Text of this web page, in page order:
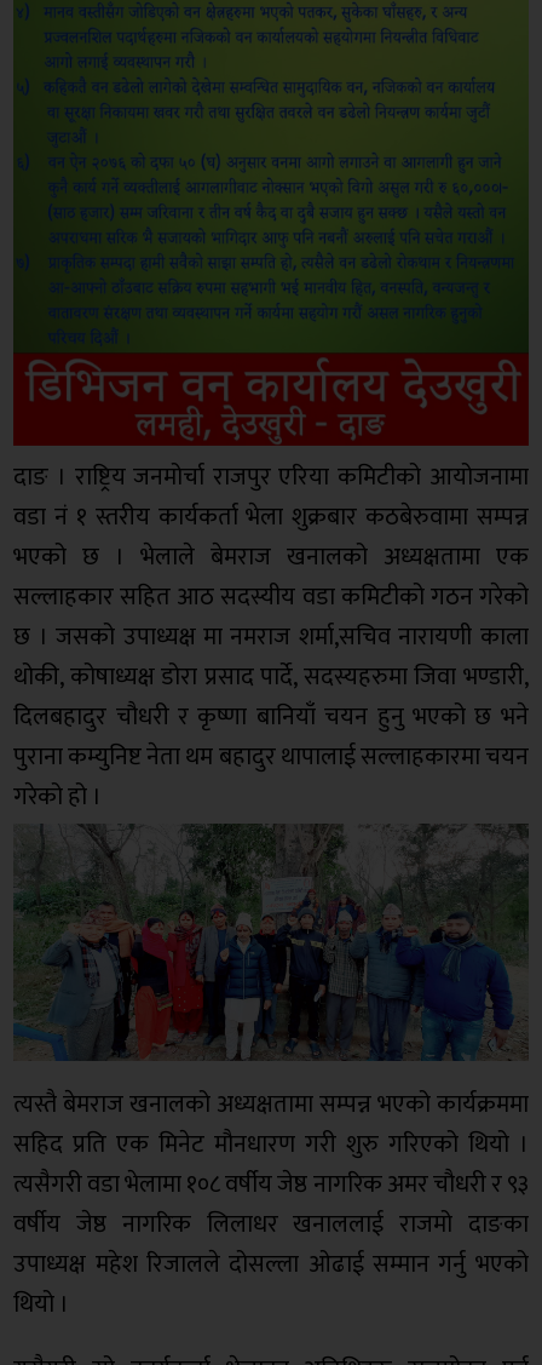
दाङ । राष्ट्रिय जनमोर्चा राजपुर एरिया कमिटीको आयोजनामा
वडा नं १ स्तरीय कार्यकर्ता भेला शुक्रबार कठबेरुवामा सम्पन्न
भएको छ । भेलाले बेमराज खनालको अध्यक्षतामा एक
सल्लाहकार सहित आठ सदस्यीय वडा कमिटीको गठन गरेको
छ । जसको उपाध्यक्ष मा नमराज शर्मा,सचिव नारायणी काला
थोकी, कोषाध्यक्ष डोरा प्रसाद पार्दे, सदस्यहरुमा जिवा भण्डारी,
दिलबहादुर चौधरी र कृष्णा बानियाँ चयन हुनु भएको छ भने
पुराना कम्युनिष्ट नेता थम बहादुर थापालाई सल्लाहकारमा चयन
गरेको हो ।
त्यस्तै बेमराज खनालको अध्यक्षतामा सम्पन्न भएको कार्यक्रममा
सहिद प्रति एक मिनेट मौनधारण गरी शुरु गरिएको थियो ।
त्यसैगरी वडा भेलामा १०८ वर्षीय जेष्ठ नागरिक अमर चौधरी र ९३
वर्षीय जेष्ठ नागरिक लिलाधर खनाललाई राजमो दाङका
उपाध्यक्ष महेश रिजालले दोसल्ला ओढाई सम्मान गर्नु भएको
थियो ।